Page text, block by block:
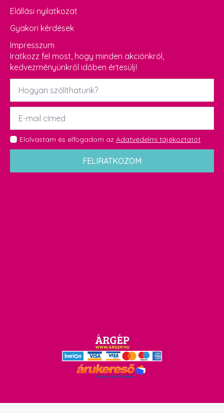
Elállási nyilatkozat
Gyakori kérdések
Impresszum
Iratkozz fel most, hogy minden akciónkról,
kedvezményünkről időben értesülj!
Név
Email
GDPR
*
Elolvastam és elfogadom az Adatvédelmi tájékoztatót.
FELIRATKOZOM